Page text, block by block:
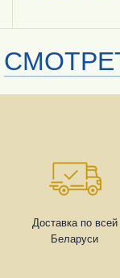
Доставка по всей
Беларуси